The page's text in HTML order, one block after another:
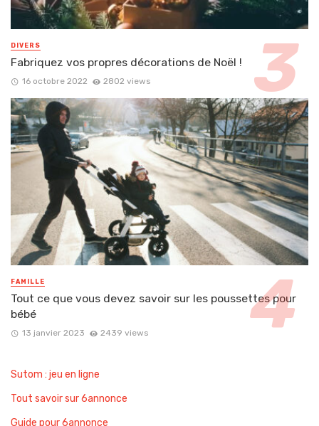
DIVERS
Fabriquez vos propres décorations de Noël !
16 octobre 2022 2802 views
FAMILLE
Tout ce que vous devez savoir sur les poussettes pour
bébé
13 janvier 2023 2439 views
Sutom : jeu en ligne
Tout savoir sur 6annonce
Guide pour 6annonce